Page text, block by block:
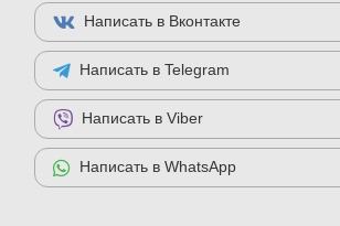
Написать в Вконтакте
Написать в Telegram
Написать в Viber
Написать в WhatsApp